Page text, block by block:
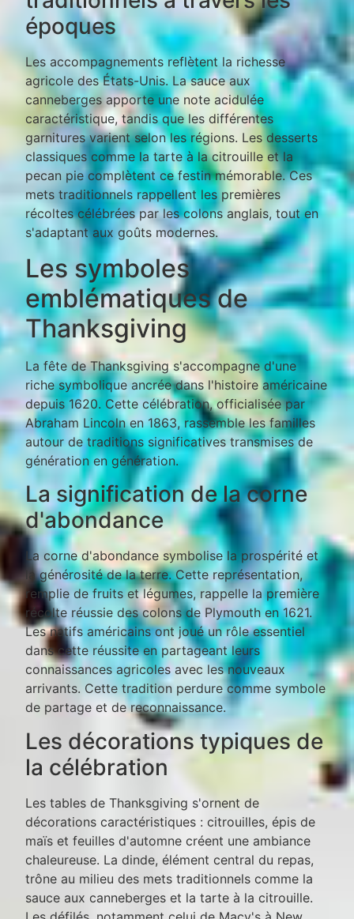
époques
Les accompagnements reflètent la richesse
agricole des États-Unis. La sauce aux
canneberges apporte une note acidulée
caractéristique, tandis que les différentes
garnitures varient selon les régions. Les desserts
classiques comme la tarte à la citrouille et la
pecan pie complètent ce festin mémorable. Ces
mets traditionnels rappellent les premières
récoltes célébrées par les colons anglais, tout en
s'adaptant aux goûts modernes.
Les symboles
emblématiques de
Thanksgiving
La fête de Thanksgiving s'accompagne d'une
riche symbolique ancrée dans l'histoire américaine
depuis 1620. Cette célébration, officialisée par
Abraham Lincoln en 1863, rassemble les familles
autour de traditions significatives transmises de
génération en génération.
La signification de la corne
d'abondance
La corne d'abondance symbolise la prospérité et
la générosité de la terre. Cette représentation,
remplie de fruits et légumes, rappelle la première
récolte réussie des colons de Plymouth en 1621.
Les natifs américains ont joué un rôle essentiel
dans cette réussite en partageant leurs
connaissances agricoles avec les nouveaux
arrivants. Cette tradition perdure comme symbole
de partage et de reconnaissance.
Les décorations typiques de
la célébration
Les tables de Thanksgiving s'ornent de
décorations caractéristiques : citrouilles, épis de
maïs et feuilles d'automne créent une ambiance
chaleureuse. La dinde, élément central du repas,
trône au milieu des mets traditionnels comme la
sauce aux canneberges et la tarte à la citrouille.